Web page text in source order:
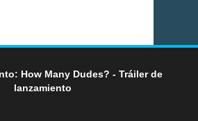
How Many Dudes? - Tráiler de
lanzamiento